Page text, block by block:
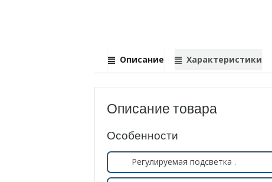
Описание Характеристики
Описание товара
Особенности
Регулируемая подсветка .